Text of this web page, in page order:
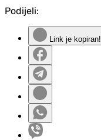
Podijeli:
Link je kopiran!